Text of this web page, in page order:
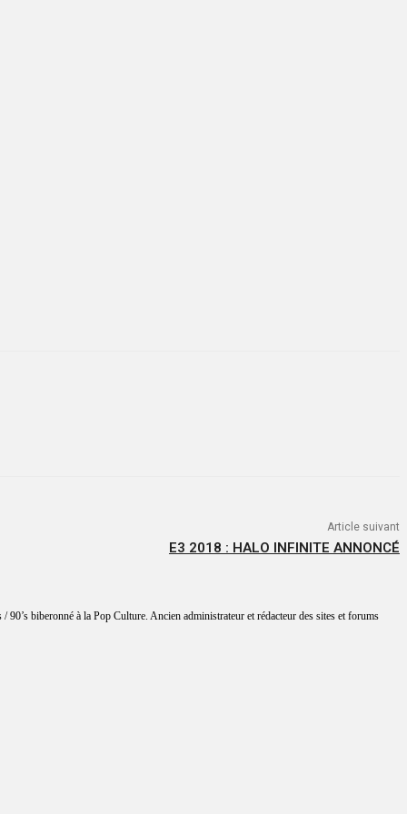
Article suivant
E3 2018 : HALO INFINITE ANNONCÉ
biberonné à la Pop Culture. Ancien administrateur et rédacteur des sites et forums